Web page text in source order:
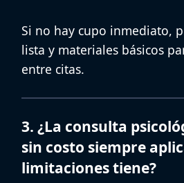
Si no hay cupo inmediato,
lista y materiales básicos
entre citas.
3. ¿La consulta
sin costo siempre
limitaciones tiene?